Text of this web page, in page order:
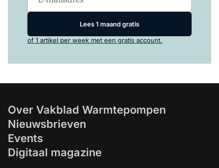
Lees 1 maand gratis
of 1 artikel per week met een gratis account.
Over Vakblad Warmtepompen
Nieuwsbrieven
Events
Digitaal magazine